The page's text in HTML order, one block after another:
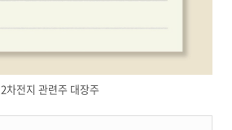
2차전지 관련주 대장주